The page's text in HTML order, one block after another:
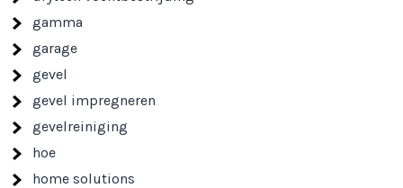
gamma
garage
gevel
gevel impregneren
gevelreiniging
hoe
home solutions